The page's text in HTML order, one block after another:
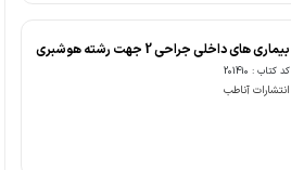
بیماری های داخلی جراحی 2 جهت رشته هوشبری
کد کتاب : 201410
انتشارات آناطب